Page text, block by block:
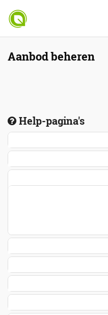
Aanbod beheren
Help-pagina's